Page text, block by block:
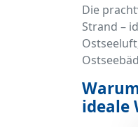
Die
Strand –
ideale